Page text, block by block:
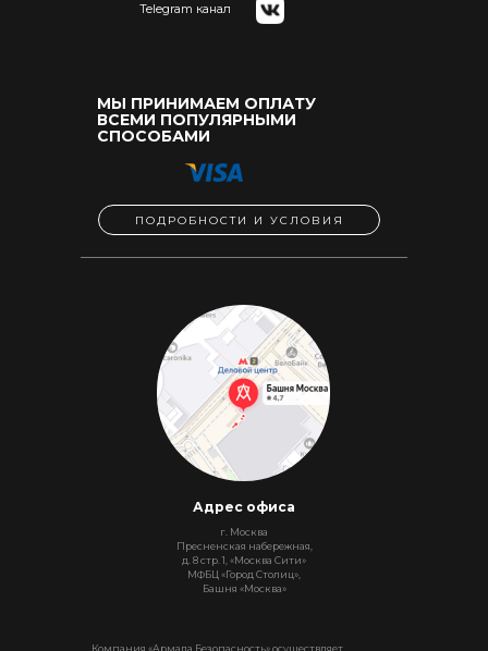
МЫ ПРИНИМАЕМ ОПЛАТУ
ВСЕМИ ПОПУЛЯРНЫМИ
СПОСОБАМИ
Telegram канал
г. Москва
Пресненская набережная,
д. 8 стр. 1, «Москва Сити»
МФБЦ «Город Столиц»,
Башня «Москва»
Адрес офиса
ПОДРОБНОСТИ И УСЛОВИЯ
Компания «Армада Безопасность» осуществляет